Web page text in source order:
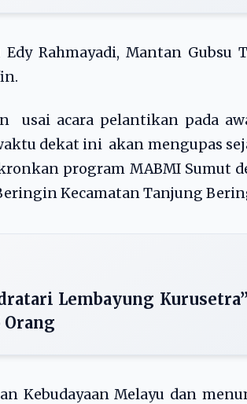
Rahmayadi, Mantan Gubsu
usai acara pelantikan pada
dekat ini akan mengupas
program MABMI Sumut
Kecamatan Tanjung
Lembayung
Orang
Kebudayaan Melayu dan